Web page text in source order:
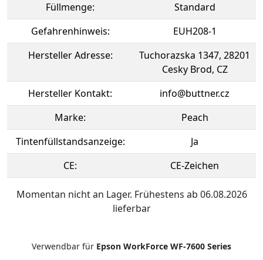
Füllmenge:
Standard
Gefahrenhinweis:
EUH208-1
Hersteller Adresse:
Tuchorazska 1347, 28201
Cesky Brod, CZ
Hersteller Kontakt:
info@buttner.cz
Marke:
Peach
Tintenfüllstandsanzeige:
Ja
CE:
CE-Zeichen
Momentan nicht an Lager. Frühestens ab 06.08.2026
lieferbar
Verwendbar für Epson WorkForce WF-7600 Series